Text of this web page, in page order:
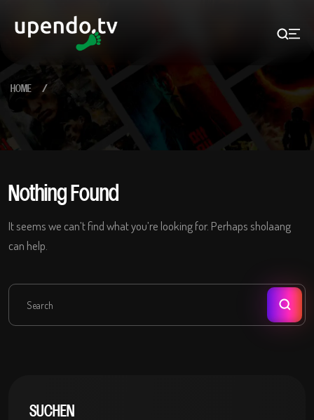
HOME
Nothing Found
It seems we can’t find what you’re looking for. Perhaps sholaang
can help.
SUCHEN